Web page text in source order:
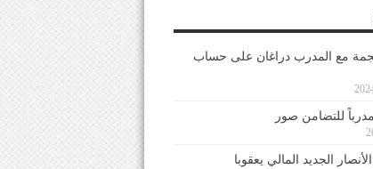
مع المدرب دراغان على حساب
للتضامن صور
الجديد المالي يعقوبا